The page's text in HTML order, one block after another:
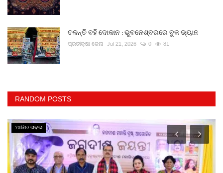
ଚଳନ୍ତି ବହି ଦୋକାନ : ଭୁବନେଶ୍ବରରେ ବୁକ ଭ୍ୟାନ
ପ୍ରତୀକ୍ଷା ଜେନା Jul 21, 2026 0 81
RANDOM POSTS
ଆଜିର ଖବର